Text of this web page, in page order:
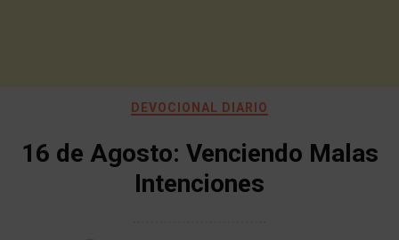
DEVOCIONAL DIARIO
16 de Agosto: Venciendo Malas
Intenciones